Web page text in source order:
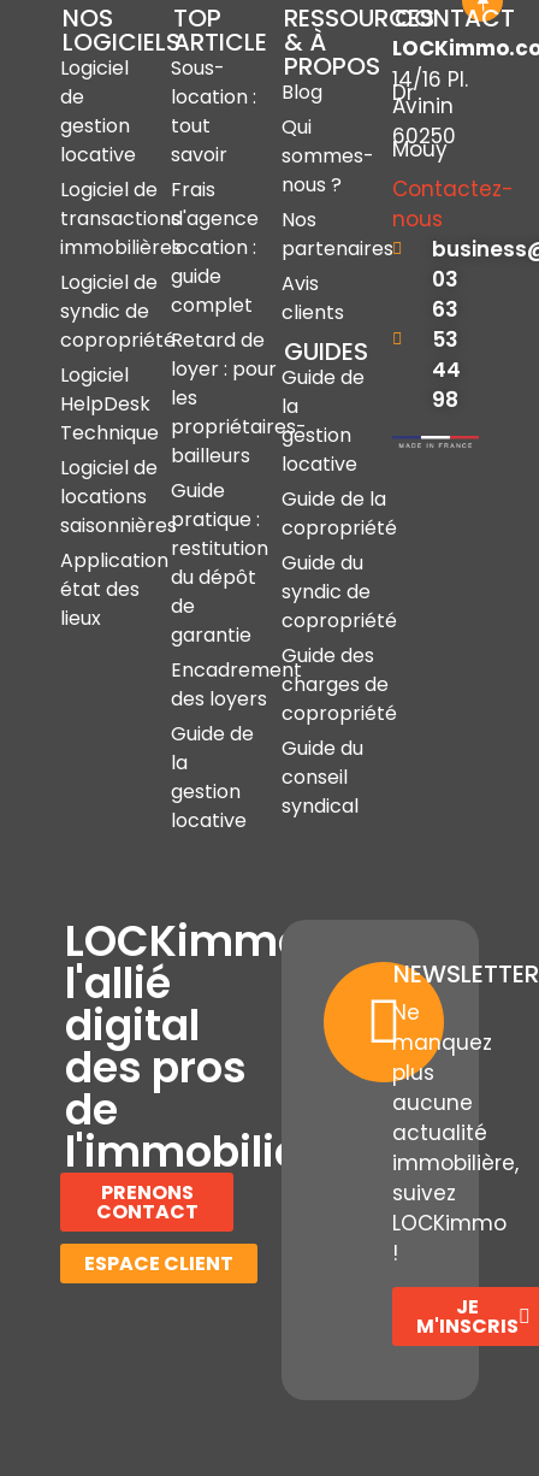
NOS
LOGICIELS
Logiciel
de
gestion
locative
Logiciel de
transactions
immobilières
Logiciel de
syndic de
copropriété
Logiciel
HelpDesk
Technique
Logiciel de
locations
saisonnières
Application
état des
lieux
TOP
ARTICLE
Sous-
location :
tout
savoir
Frais
d'agence
location :
guide
complet
Retard de
loyer : pour
les
propriétaires-
bailleurs
Guide
pratique :
restitution
du dépôt
de
garantie
Encadrement
des loyers
Guide de
la
gestion
locative
RESSOURCES
& À
PROPOS
Blog
Qui
sommes-
nous ?
Nos
partenaires
Avis
clients
GUIDES
Guide de
la
gestion
locative
Guide de la
copropriété
Guide du
syndic de
copropriété
Guide des
charges de
copropriété
Guide du
conseil
syndical
CONTACT
14/16 Pl.
Dr
Avinin
60250
Mouy
Contactez-
nous
03
63
53
44
98
LOCKimmo,
l'allié
digital
des pros
de
l'immobilier
PRENONS
CONTACT
ESPACE CLIENT
NEWSLETTER
Ne
manquez
plus
aucune
actualité
immobilière,
suivez
LOCKimmo
!
JE
M'INSCRIS